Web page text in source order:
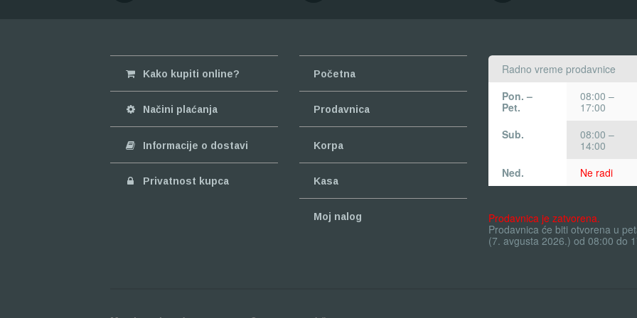
Kako kupiti online?
Načini plaćanja
Informacije o dostavi
Privatnost kupca
Početna
Prodavnica
Korpa
Kasa
Moj nalog
Radno vreme prodavnice
Pon. –
Pet.
08:00 –
17:00
Sub.
08:00 –
14:00
Ned.
Ne radi
Prodavnica je zatvorena.
Prodavnica će biti otvorena u
(7. avgusta 2026.) od 08:00 do